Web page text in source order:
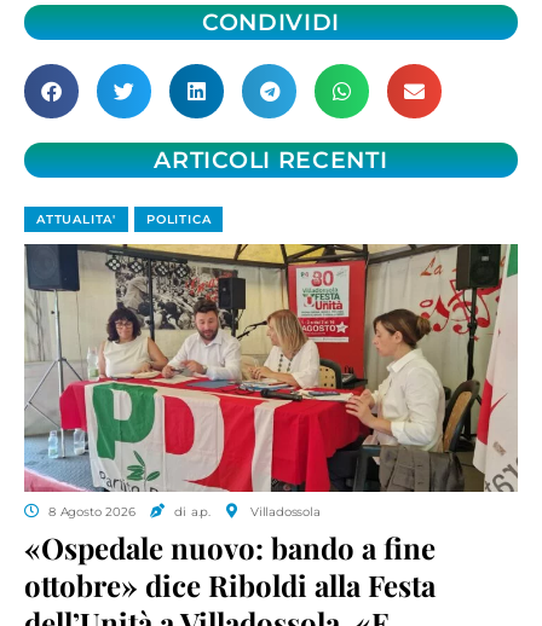
CONDIVIDI
ARTICOLI RECENTI
ATTUALITA' POLITICA
8 Agosto 2026 di a.p. Villadossola
«Ospedale nuovo: bando a fine
ottobre» dice Riboldi alla Festa